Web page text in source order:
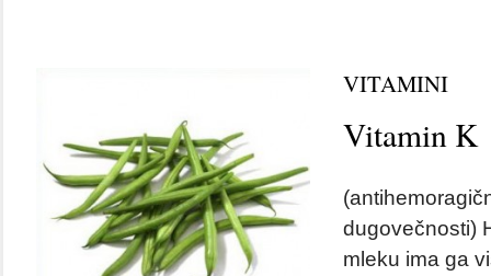
VITAMINI
Vitamin K
dugovečnosti)
mleku ima ga